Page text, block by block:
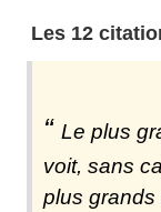
Les 12
Le plus
voit, sans
plus grands